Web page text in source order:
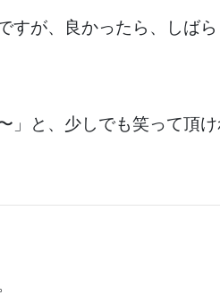
が、良かったら、しばら
と、少しでも笑って頂け